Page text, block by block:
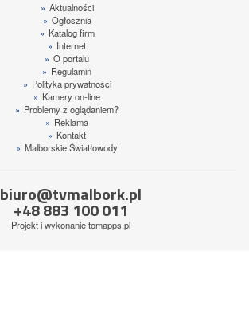
» Aktualności
» Ogłosznia
» Katalog firm
» Internet
» O portalu
» Regulamin
» Polityka prywatności
» Kamery on-line
» Problemy z oglądaniem?
» Reklama
» Kontakt
» Malborskie Światłowody
biuro@tvmalbork.pl
+48 883 100 011
Projekt i wykonanietomapps.pl